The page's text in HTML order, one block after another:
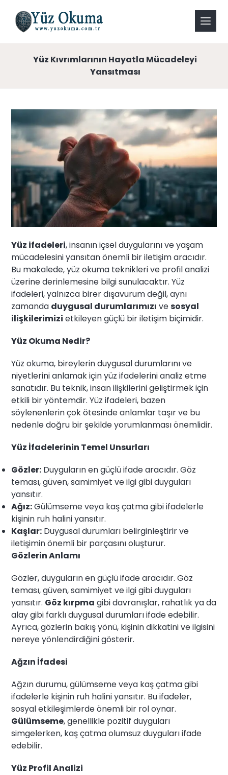
Yüz Kıvrımlarının Hayatla Mücadeleyi
Yansıtması
Yüz ifadeleri, insanın içsel duygularını ve yaşam
mücadelesini yansıtan önemli bir iletişim aracıdır.
Bu makalede, yüz okuma teknikleri ve profil analizi
üzerine derinlemesine bilgi sunulacaktır. Yüz
ifadeleri, yalnızca birer dışavurum değil, aynı
zamanda duygusal durumlarımızı vesosyal
ilişkilerimizi etkileyen güçlü bir iletişim biçimidir.
Yüz Okuma Nedir?
Yüz okuma, bireylerin duygusal durumlarını ve
niyetlerini anlamak için yüz ifadelerini analiz etme
sanatıdır. Bu teknik, insan ilişkilerini geliştirmek için
etkili bir yöntemdir. Yüz ifadeleri, bazen
söylenenlerin çok ötesinde anlamlar taşır ve bu
nedenle doğru bir şekilde yorumlanması önemlidir.
Yüz İfadelerinin Temel Unsurları
Gözler: Duyguların en güçlü ifade aracıdır. Göz
teması, güven, samimiyet ve ilgi gibi duyguları
yansıtır.
Ağız:Gülümseme veya kaş çatma gibi ifadelerle
kişinin ruh halini yansıtır.
Kaşlar: Duygusal durumları belirginleştirir ve
iletişimin önemli bir parçasını oluşturur.
Gözlerin Anlamı
Gözler, duyguların en güçlü ifade aracıdır. Göz
teması, güven, samimiyet ve ilgi gibi duyguları
yansıtır. Göz kırpma gibi davranışlar, rahatlık ya da
alay gibi farklı duygusal durumları ifade edebilir.
Ayrıca, gözlerin bakış yönü, kişinin dikkatini ve ilgisini
nereye yönlendirdiğini gösterir.
Ağzın İfadesi
Ağzın durumu, gülümseme veya kaş çatma gibi
ifadelerle kişinin ruh halini yansıtır. Bu ifadeler,
sosyal etkileşimlerde önemli bir rol oynar.
Gülümseme, genellikle pozitif duyguları
simgelerken, kaş çatma olumsuz duyguları ifade
edebilir.
Yüz Profil Analizi